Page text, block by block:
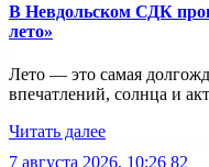
В Невдольском СДК
лето»
Лето — это самая
впечатлений, солнца и
Читать далее
7 августа 2026, 10:26 82